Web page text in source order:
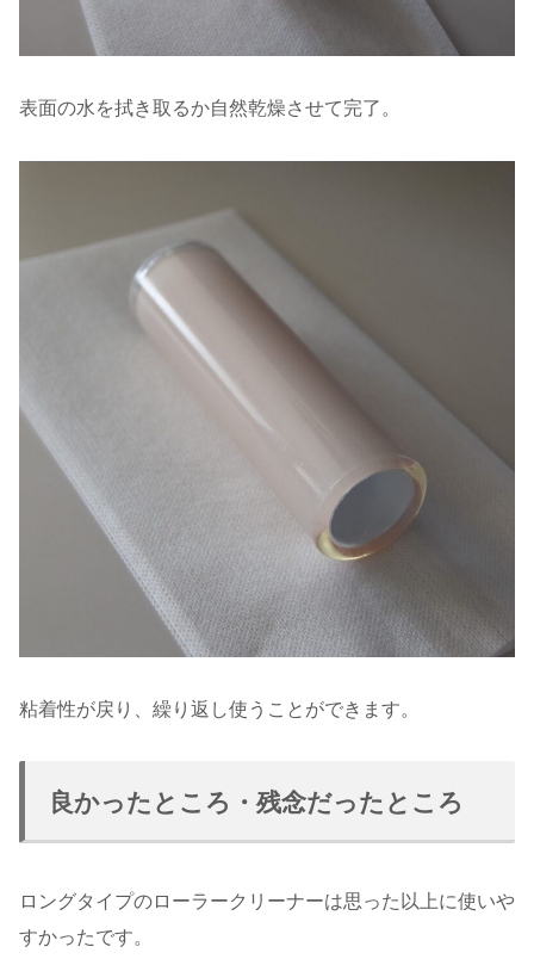
表面の水を拭き取るか自然乾燥させて完了。
粘着性が戻り、繰り返し使うことができます。
良かったところ・残念だったところ
ロングタイプのローラークリーナーは思った以上に使いや
すかったです。